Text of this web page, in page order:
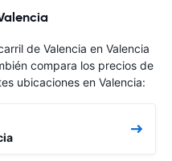
de Valencia en Valencia
compara los precios de
ubicaciones en Valencia: